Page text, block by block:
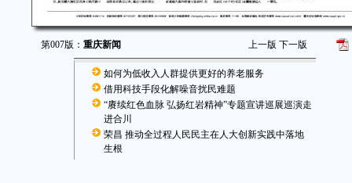
第007版： 重庆新闻 上一版 下一版
如何为低收入人群提供更好的养老服务
借用科技手段化解噪音扰民难题
“赓续红色血脉 弘扬红岩精神”专题宣讲巡展巡演走
进合川
荣昌 推动全过程人民民主在人大创新实践中落地
生根